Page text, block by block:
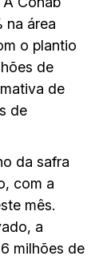
na área
o plantio
de
de
de
da safra
com a
mês.
a
milhões de